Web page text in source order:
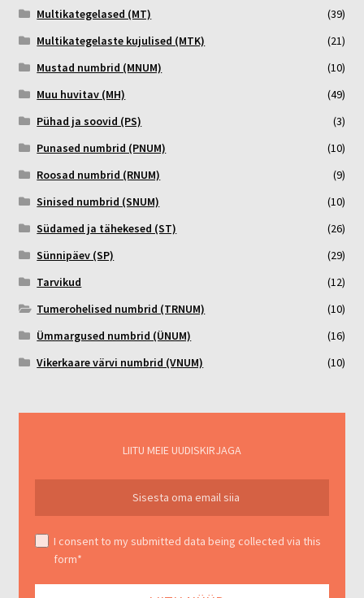
Multikategelased (MT)
(39)
Multikategelaste kujulised (MTK)
(21)
Mustad numbrid (MNUM)
(10)
Muu huvitav (MH)
(49)
Pühad ja soovid (PS)
(3)
Punased numbrid (PNUM)
(10)
Roosad numbrid (RNUM)
(9)
Sinised numbrid (SNUM)
(10)
Südamed ja tähekesed (ST)
(26)
Sünnipäev (SP)
(29)
Tarvikud
(12)
Tumerohelised numbrid (TRNUM)
(10)
Ümmargused numbrid (ÜNUM)
(16)
Vikerkaare värvi numbrid (VNUM)
(10)
LIITU MEIE UUDISKIRJAGA
I consent to my submitted data being collected via this
form*